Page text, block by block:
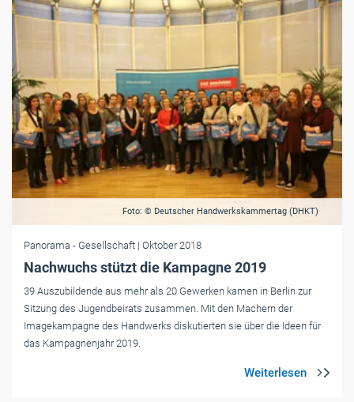
Foto: © Deutscher Handwerkskammertag (DHKT)
Panorama - Gesellschaft | Oktober 2018
Nachwuchs stützt die Kampagne 2019
39 Auszubildende aus mehr als 20 Gewerken kamen in Berlin zur
Sitzung des Jugendbeirats zusammen. Mit den Machern der
Imagekampagne des Handwerks diskutierten sie über die Ideen für
das Kampagnenjahr 2019.